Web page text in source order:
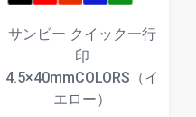
サンビー クイック一行
印
4.5×40mmCOLORS（イ
エロー）